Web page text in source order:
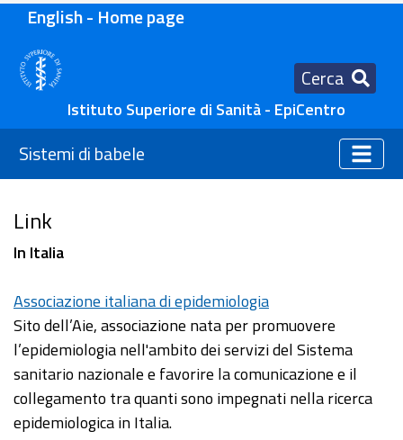
English - Home page
Cerca
Istituto Superiore di Sanità - EpiCentro
Sistemi di babele
Link
In Italia
Associazione italiana di epidemiologia
Sito dell’Aie, associazione nata per promuovere
l’epidemiologia nell'ambito dei servizi del Sistema
sanitario nazionale e favorire la comunicazione e il
collegamento tra quanti sono impegnati nella ricerca
epidemiologica in Italia.